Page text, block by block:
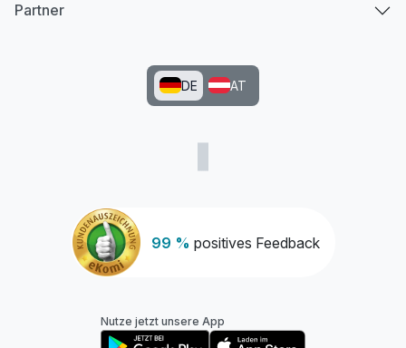
99 % positives Feedback
Partner
DE AT
Nutze jetzt unsere App